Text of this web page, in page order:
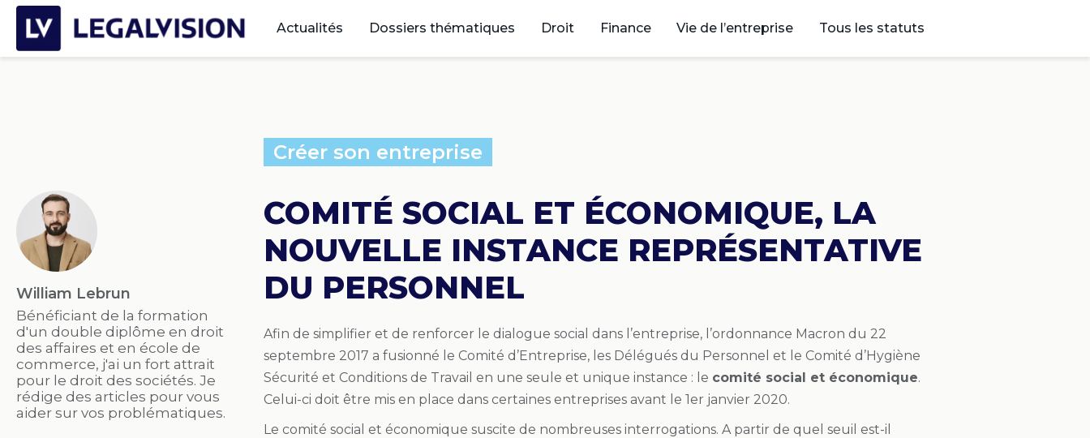
Actualités Dossiers thématiques Droit Finance Vie de l’entreprise Tous les statuts
William Lebrun
Bénéficiant de la formation
d'un double diplôme en droit
des affaires et en école de
commerce, j'ai un fort attrait
pour le droit des sociétés. Je
rédige des articles pour vous
aider sur vos problématiques.
Créer son entreprise
COMITÉ SOCIAL ET ÉCONOMIQUE, LA
NOUVELLE INSTANCE REPRÉSENTATIVE
DU PERSONNEL
Afin de simplifier et de renforcer le dialogue social dans l’entreprise, l’ordonnance Macron du 22
septembre 2017 a fusionné le Comité d’Entreprise, les Délégués du Personnel et le Comité d’Hygiène
Sécurité et Conditions de Travail en une seule et unique instance : le comité social et économique.
Celui-ci doit être mis en place dans certaines entreprises avant le 1er janvier 2020.
Le comité social et économique suscite de nombreuses interrogations. A partir de quel seuil est-il